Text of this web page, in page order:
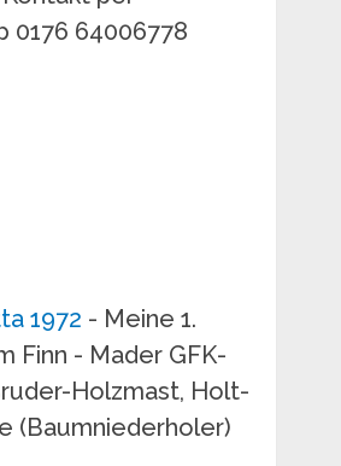
0176 64006778
1972 - Meine 1.
Finn - Mader GFK-
Holzmast, Holt-
(Baumniederholer)